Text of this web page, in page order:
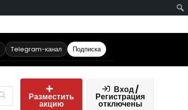
Telegram-канал Подписка
Разместить
акцию
Вход /
Регистрация
отключены